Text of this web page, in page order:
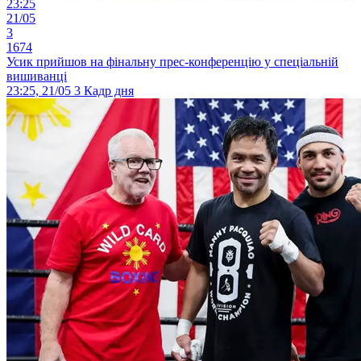
23:25
21/05
3
1674
Усик прийшов на фінальну прес-конференцію у спеціальній
вишиванці
23:25, 21/05 3 Кадр дня